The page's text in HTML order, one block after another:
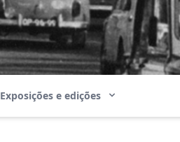
Exposições e edições